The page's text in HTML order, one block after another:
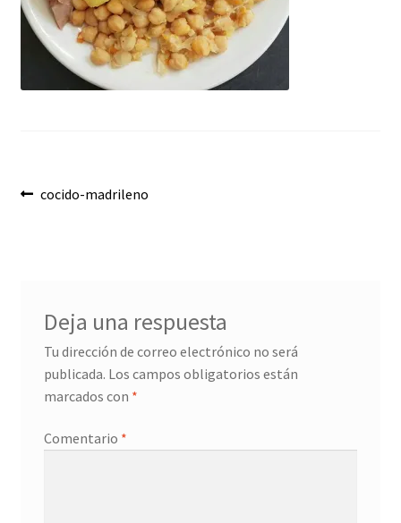
Finalizar compra
Mi cuenta
Pescados y Mariscos
Política de Privacidad Y Cookies
Navegación
Anterior:
cocido-madrileno
Deja una respuesta
Tu dirección de correo electrónico no será
publicada. Los campos obligatorios están
marcados con *
Comentario *